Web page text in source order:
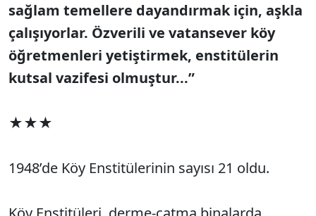
sağlam temellere dayandırmak için, aşkla
çalışıyorlar. Özverili ve vatansever köy
öğretmenleri yetiştirmek, enstitülerin
kutsal vazifesi olmuştur...”
★★★
1948’de Köy Enstitülerinin sayısı 21 oldu.